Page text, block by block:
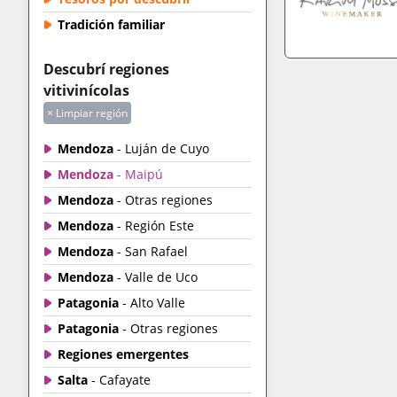
Tradición familiar
Descubrí regiones
vitivinícolas
× Limpiar región
Mendoza - Luján de Cuyo
Mendoza - Maipú
Mendoza - Otras regiones
Mendoza - Región Este
Mendoza - San Rafael
Mendoza - Valle de Uco
Patagonia - Alto Valle
Patagonia - Otras regiones
Regiones emergentes
Salta - Cafayate